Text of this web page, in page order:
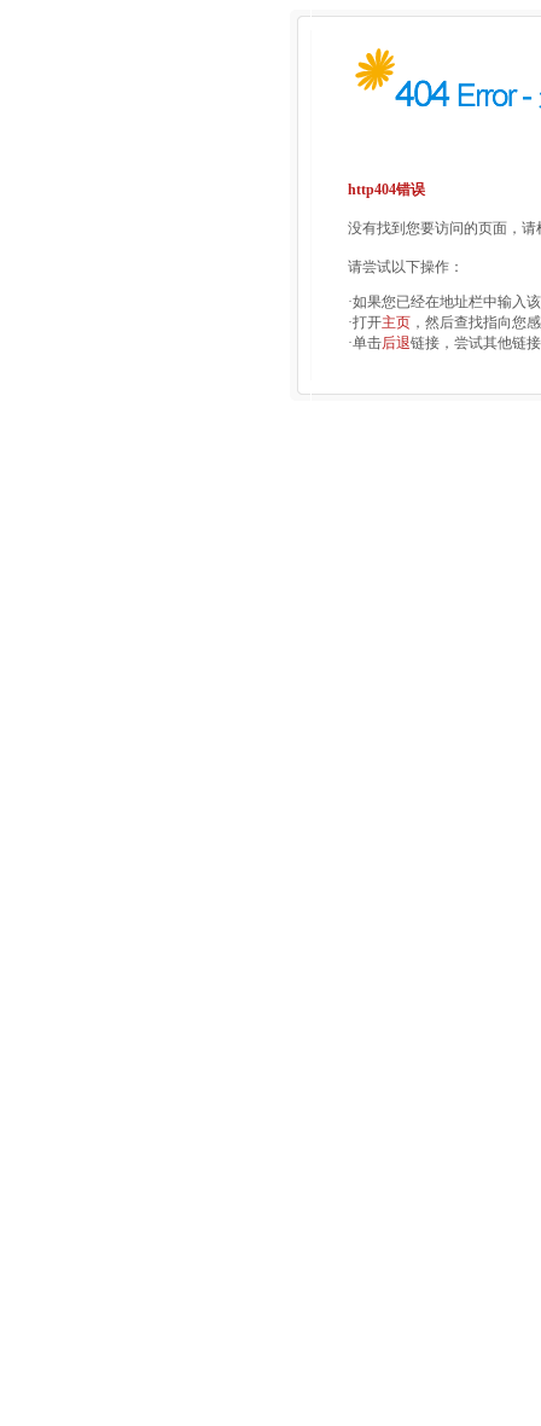
http404错误
没有找到您要访问的页面，
请尝试以下操作：
·如果您已经在地址栏中输入
·打开主页 ，然后查找指向您
·单击后退链接，尝试其他链